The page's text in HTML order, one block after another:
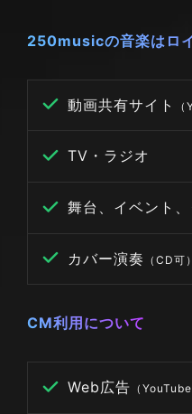
250musicの音楽はロ
動画共有サイト
TV・ラジオ
舞台、イベント
カバー演奏 （CD可）
CM利用について
Web広告 （